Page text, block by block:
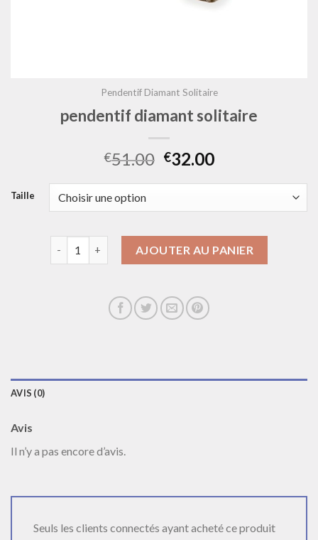
Pendentif Diamant Solitaire
pendentif diamant solitaire
€51.00 €32.00
Taille
AJOUTER AU PANIER
AVIS (0)
Avis
Il n’y a pas encore d’avis.
Seuls les clients connectés ayant acheté ce produit